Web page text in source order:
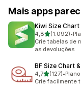
Mais apps
Kiwi Size
4,8de 5 estrelas
(1.092)
1092 avaliações
•
Crie tabelas de
as devoluções
BF Size Chart
4,7de 5 estrelas
(127)
127 avaliações
•
Crie facilmente